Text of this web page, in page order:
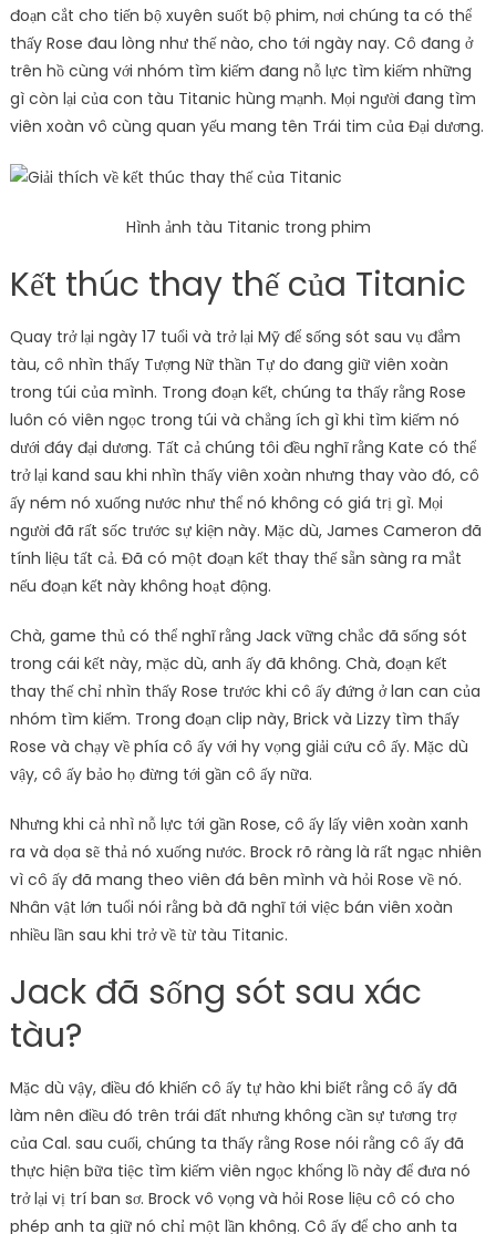
đoạn cắt cho tiến bộ xuyên suốt bộ phim, nơi chúng ta có thể
thấy Rose đau lòng như thế nào, cho tới ngày nay. Cô đang ở
trên hồ cùng với nhóm tìm kiếm đang nỗ lực tìm kiếm những
gì còn lại của con tàu Titanic hùng mạnh. Mọi người đang tìm
viên xoàn vô cùng quan yếu mang tên Trái tim của Đại dương.
Hình ảnh tàu Titanic trong phim
Kết thúc thay thế của Titanic
Quay trở lại ngày 17 tuổi và trở lại Mỹ để sống sót sau vụ đắm
tàu, cô nhìn thấy Tượng Nữ thần Tự do đang giữ viên xoàn
trong túi của mình. Trong đoạn kết, chúng ta thấy rằng Rose
luôn có viên ngọc trong túi và chẳng ích gì khi tìm kiếm nó
dưới đáy đại dương. Tất cả chúng tôi đều nghĩ rằng Kate có thể
trở lại kand sau khi nhìn thấy viên xoàn nhưng thay vào đó, cô
ấy ném nó xuống nước như thể nó không có giá trị gì. Mọi
người đã rất sốc trước sự kiện này. Mặc dù, James Cameron đã
tính liệu tất cả. Đã có một đoạn kết thay thế sẵn sàng ra mắt
nếu đoạn kết này không hoạt động.
Chà, game thủ có thể nghĩ rằng Jack vững chắc đã sống sót
trong cái kết này, mặc dù, anh ấy đã không. Chà, đoạn kết
thay thế chỉ nhìn thấy Rose trước khi cô ấy đứng ở lan can của
nhóm tìm kiếm. Trong đoạn clip này, Brick và Lizzy tìm thấy
Rose và chạy về phía cô ấy với hy vọng giải cứu cô ấy. Mặc dù
vậy, cô ấy bảo họ đừng tới gần cô ấy nữa.
Nhưng khi cả nhì nỗ lực tới gần Rose, cô ấy lấy viên xoàn xanh
ra và dọa sẽ thả nó xuống nước. Brock rõ ràng là rất ngạc nhiên
vì cô ấy đã mang theo viên đá bên mình và hỏi Rose về nó.
Nhân vật lớn tuổi nói rằng bà đã nghĩ tới việc bán viên xoàn
nhiều lần sau khi trở về từ tàu Titanic.
Jack đã sống sót sau xác
tàu?
Mặc dù vậy, điều đó khiến cô ấy tự hào khi biết rằng cô ấy đã
làm nên điều đó trên trái đất nhưng không cần sự tương trợ
của Cal. sau cuối, chúng ta thấy rằng Rose nói rằng cô ấy đã
thực hiện bữa tiệc tìm kiếm viên ngọc khổng lồ này để đưa nó
trở lại vị trí ban sơ. Brock vô vọng và hỏi Rose liệu cô có cho
phép anh ta giữ nó chỉ một lần không. Cô ấy để cho anh ta